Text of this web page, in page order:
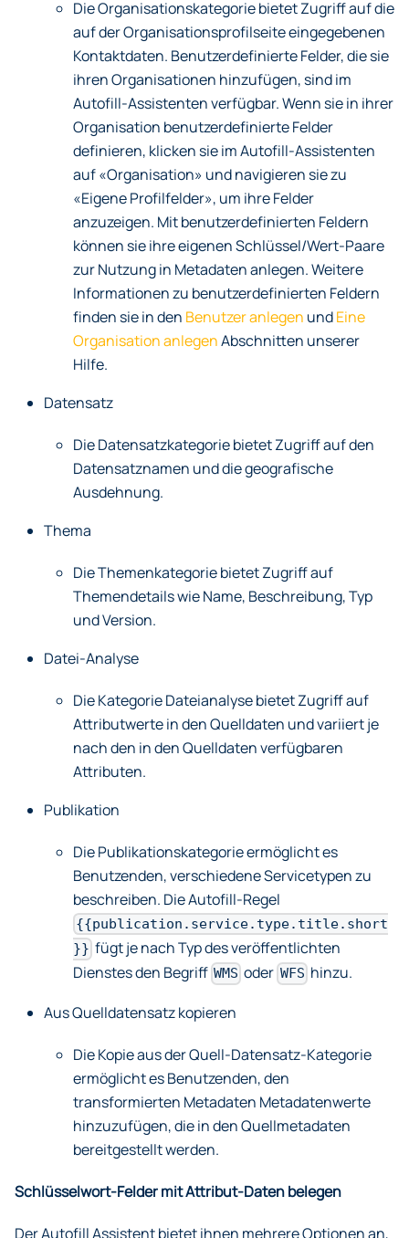
Die Organisationskategorie bietet Zugriff auf die
auf der Organisationsprofilseite eingegebenen
Kontaktdaten. Benutzerdefinierte Felder, die sie
ihren Organisationen hinzufügen, sind im
Autofill-Assistenten verfügbar. Wenn sie in ihrer
Organisation benutzerdefinierte Felder
definieren, klicken sie im Autofill-Assistenten
auf «Organisation» und navigieren sie zu
«Eigene Profilfelder», um ihre Felder
anzuzeigen. Mit benutzerdefinierten Feldern
können sie ihre eigenen Schlüssel/Wert-Paare
zur Nutzung in Metadaten anlegen. Weitere
Informationen zu benutzerdefinierten Feldern
finden sie in den Benutzer anlegen undEine
Organisation anlegenAbschnitten unserer
Hilfe.
Datensatz
Die Datensatzkategorie bietet Zugriff auf den
Datensatznamen und die geografische
Ausdehnung.
Thema
Die Themenkategorie bietet Zugriff auf
Themendetails wie Name, Beschreibung, Typ
und Version.
Datei-Analyse
Die Kategorie Dateianalyse bietet Zugriff auf
Attributwerte in den Quelldaten und variiert je
nach den in den Quelldaten verfügbaren
Attributen.
Publikation
Die Publikationskategorie ermöglicht es
Benutzenden, verschiedene Servicetypen zu
beschreiben. Die Autofill-Regel
{{publication.service.type.title.short
}} fügt je nach Typ des veröffentlichten
Dienstes den Begriff WMS oder WFS hinzu.
Aus Quelldatensatz kopieren
Die Kopie aus der Quell-Datensatz-Kategorie
ermöglicht es Benutzenden, den
transformierten Metadaten Metadatenwerte
hinzuzufügen, die in den Quellmetadaten
bereitgestellt werden.
Schlüsselwort-Felder mit Attribut-Daten belegen
Der Autofill Assistent bietet ihnen mehrere Optionen an,